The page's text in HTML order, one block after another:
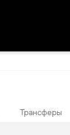
Трансферы